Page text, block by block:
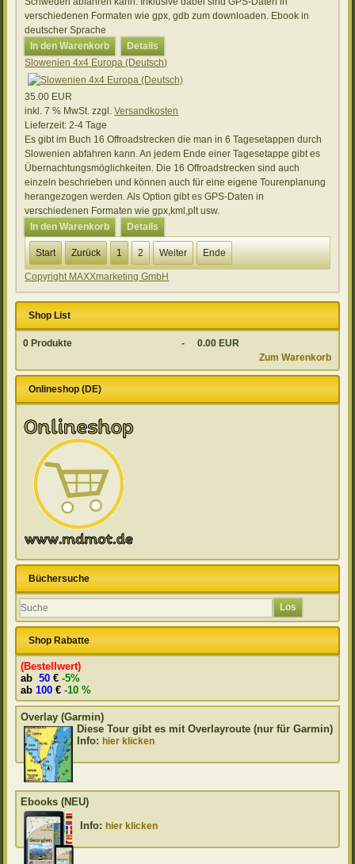
verschiedenen Formaten wie gpx, gdb zum downloaden. Ebook in
deutscher Sprache
In den Warenkorb
Details
Slowenien 4x4 Europa (Deutsch)
35.00 EUR
inkl. 7 % MwSt. zzgl.Versandkosten
Lieferzeit:2-4 Tage
Es gibt im Buch 16 Offroadstrecken die man in 6 Tagesetappen durch
Slowenien abfahren kann. An jedem Ende einer Tagesetappe gibt es
Übernachtungsmöglichkeiten. Die 16 Offroadstrecken sind auch
einzeln beschrieben und können auch für eine eigene Tourenplanung
herangezogen werden. Als Option gibt es GPS-Daten in
verschiedenen Formaten wie gpx,kml,plt usw.
In den Warenkorb
Details
Start Zurück 1 2 Weiter Ende
Copyright MAXXmarketing GmbH
Shop List
0 Produkte -
0.00 EUR
Zum Warenkorb
Onlineshop (DE)
Büchersuche
Shop Rabatte
(Bestellwert)
ab 50 €-5%
ab 100 €-10 %
Overlay (Garmin)
Diese Tour gibt es mit Overlayroute (nur für Garmin)
Info:hier klicken
Ebooks (NEU)
Info:hier klicken